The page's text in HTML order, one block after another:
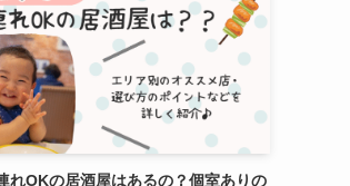
れOKの居酒屋はあるの？個室ありの